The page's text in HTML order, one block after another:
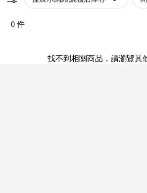
0 件
找不到相關商品，請瀏覽其